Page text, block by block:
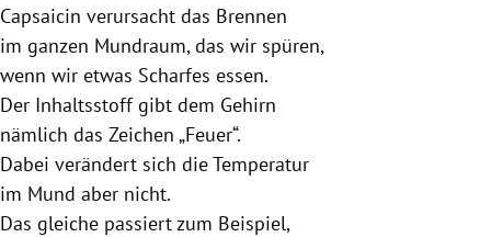
Capsaicin verursacht das Brennen
im ganzen Mundraum, das wir spüren,
wenn wir etwas Scharfes essen.
Der Inhaltsstoff gibt dem Gehirn
nämlich das Zeichen „Feuer“.
Dabei verändert sich die Temperatur
im Mund aber nicht.
Das gleiche passiert zum Beispiel,